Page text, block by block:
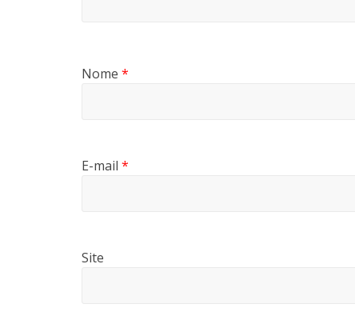
Nome *
E-mail *
Site